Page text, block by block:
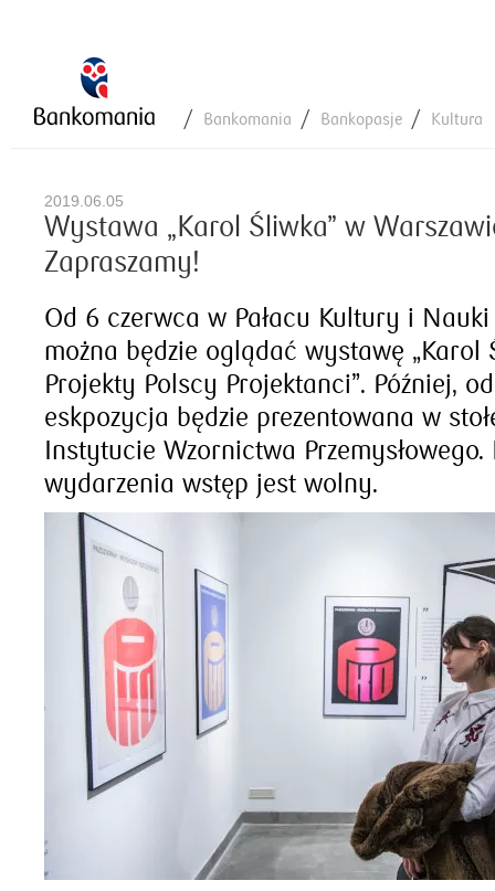
Bankomania Bankopasje Kultura
2019.06.05
Wystawa „Karol Śliwka” w
Zapraszamy!
Od 6 czerwca w Pałacu Kultury i
można będzie oglądać wystawę „Karol
Projekty Polscy Projektanci”. Później,
eskpozycja będzie prezentowana w
Instytucie Wzornictwa
wydarzenia wstęp jest wolny.